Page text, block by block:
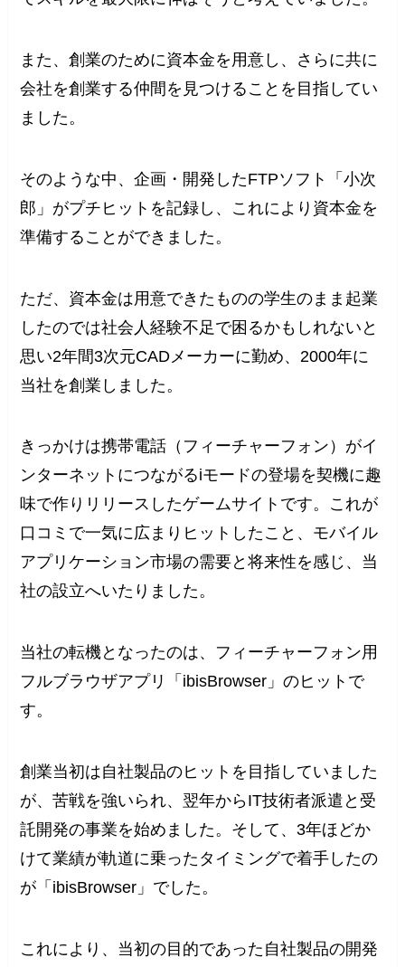
また、創業のために資本金を用意し、さらに共に
会社を創業する仲間を見つけることを目指してい
ました。
そのような中、企画・開発したFTPソフト「小次
郎」がプチヒットを記録し、これにより資本金を
準備することができました。
ただ、資本金は用意できたものの学生のまま起業
したのでは社会人経験不足で困るかもしれないと
思い2年間3次元CADメーカーに勤め、2000年に
当社を創業しました。
きっかけは携帯電話（フィーチャーフォン）がイ
ンターネットにつながるiモードの登場を契機に趣
味で作りリリースしたゲームサイトです。これが
口コミで一気に広まりヒットしたこと、モバイル
アプリケーション市場の需要と将来性を感じ、当
社の設立へいたりました。
当社の転機となったのは、フィーチャーフォン用
フルブラウザアプリ「ibisBrowser」のヒットで
す。
創業当初は自社製品のヒットを目指していました
が、苦戦を強いられ、翌年からIT技術者派遣と受
託開発の事業を始めました。そして、3年ほどか
けて業績が軌道に乗ったタイミングで着手したの
が「ibisBrowser」でした。
これにより、当初の目的であった自社製品の開発